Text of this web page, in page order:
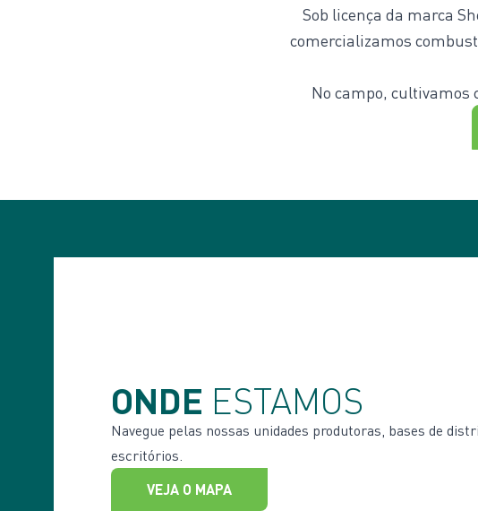
Sob licença da marca
comercializamos
No campo, cultivamos
ONDE ESTAMOS
Navegue pelas nossas unidades produtoras, bases de
escritórios.
VEJA O MAPA